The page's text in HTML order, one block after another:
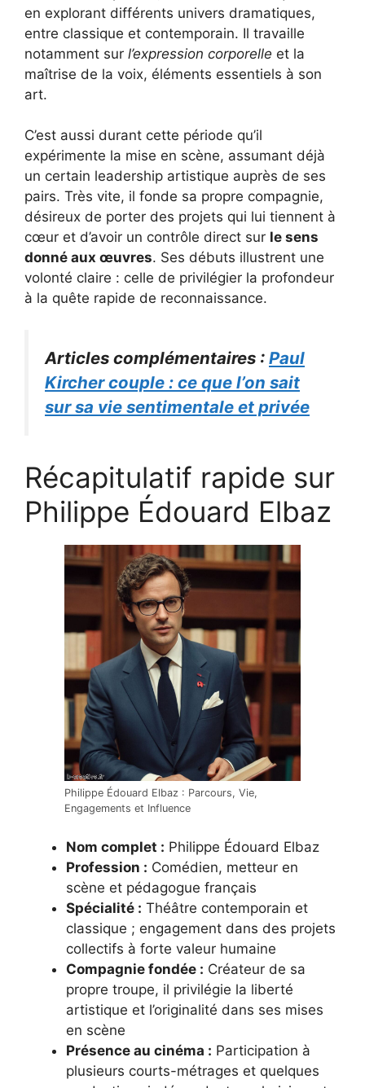
en explorant différents univers dramatiques,
entre classique et contemporain. Il travaille
notamment sur l’expression corporelle et la
maîtrise de la voix, éléments essentiels à son
art.
C’est aussi durant cette période qu’il
expérimente la mise en scène, assumant déjà
un certain leadership artistique auprès de ses
pairs. Très vite, il fonde sa propre compagnie,
désireux de porter des projets qui lui tiennent à
cœur et d’avoir un contrôle direct sur le sens
donné aux œuvres. Ses débuts illustrent une
volonté claire : celle de privilégier la profondeur
à la quête rapide de reconnaissance.
Articles complémentaires : Paul
Kircher couple : ce que l’on sait
sur sa vie sentimentale et privée
Récapitulatif rapide sur
Philippe Édouard Elbaz
Philippe Édouard Elbaz : Parcours, Vie,
Engagements et Influence
Nom complet : Philippe Édouard Elbaz
Profession : Comédien, metteur en
scène et pédagogue français
Spécialité : Théâtre contemporain et
classique ; engagement dans des projets
collectifs à forte valeur humaine
Compagnie fondée : Créateur de sa
propre troupe, il privilégie la liberté
artistique et l’originalité dans ses mises
en scène
Présence au cinéma : Participation à
plusieurs courts-métrages et quelques